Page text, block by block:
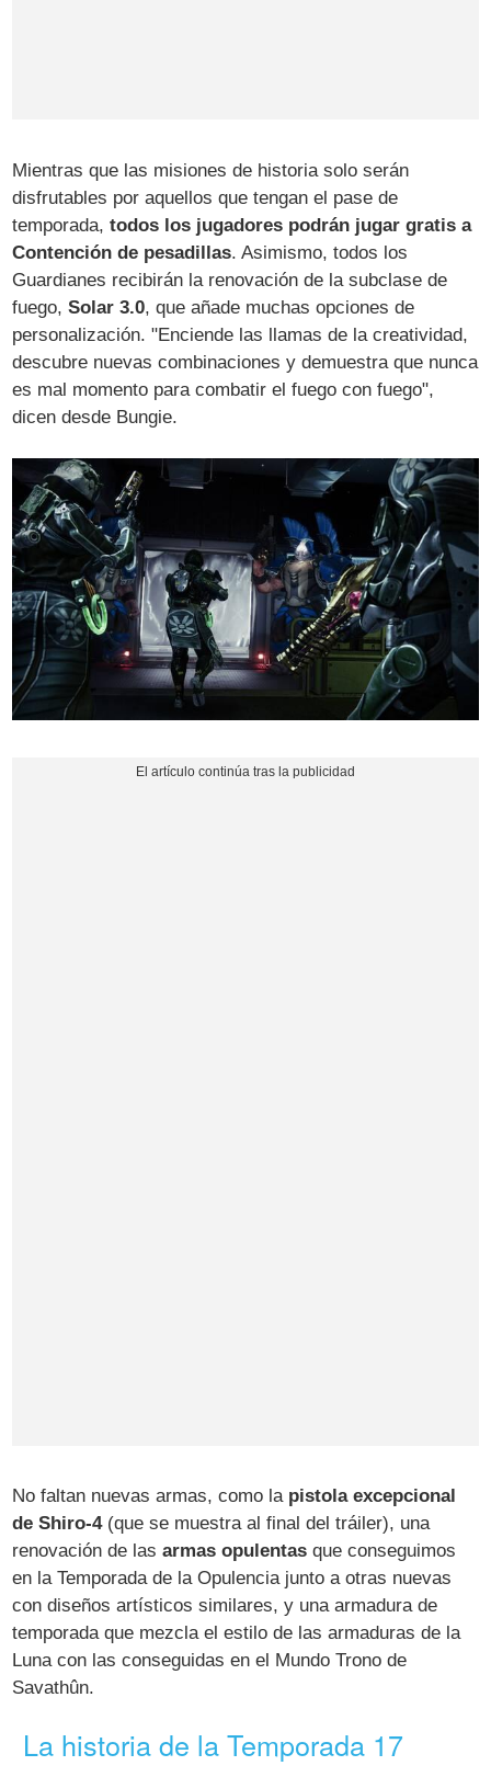
Mientras que las misiones de historia solo serán
disfrutables por aquellos que tengan el pase de
temporada,todos los jugadores podrán jugar gratis a
Contención de pesadillas. Asimismo, todos los
Guardianes recibirán la renovación de la subclase de
fuego,Solar 3.0, que añade muchas opciones de
personalización. "Enciende las llamas de la creatividad,
descubre nuevas combinaciones y demuestra que nunca
es mal momento para combatir el fuego con fuego",
dicen desde Bungie.
No faltan nuevas armas, como la pistola excepcional
de Shiro-4(que se muestra al final del tráiler), una
renovación de lasarmas opulentas que conseguimos
en la Temporada de la Opulencia junto a otras nuevas
con diseños artísticos similares, y una armadura de
temporada que mezcla el estilo de las armaduras de la
Luna con las conseguidas en el Mundo Trono de
Savathûn.
La historia de la Temporada 17